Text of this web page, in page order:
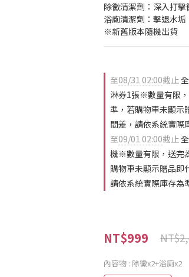
除黴清潔劑：深入打擊
浴廁清潔劑：擊退水
※新舊版本隨機出貨
至08/31 02:00截止
淋券1張※數量有限
準，若購物車未顯示
間差，請依系統實際
至09/01 02:00截止
機※數量有限，送完
購物車未顯示贈品即
請依系統實際庫存為
NT$999
內容物 : 除黴x2+浴廁x2